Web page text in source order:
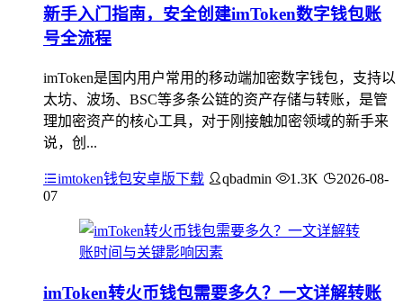
新手入门指南，安全创建imToken数字钱包账
号全流程
imToken是国内用户常用的移动端加密数字钱包，支持以
太坊、波场、BSC等多条公链的资产存储与转账，是管
理加密资产的核心工具，对于刚接触加密领域的新手来
说，创...
imtoken钱包安卓版下载 qbadmin 1.3K
2026-08-
07
imToken转火币钱包需要多久？一文详解转账